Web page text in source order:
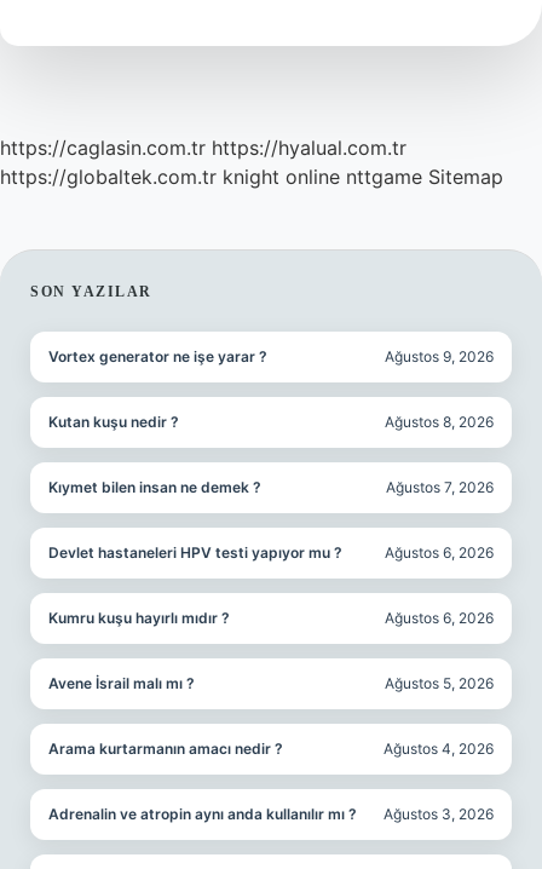
Zaman
https://caglasin.com.tr https://hyalual.com.tr
https://globaltek.com.tr knight online nttgame Sitemap
SIDEBAR
SON YAZILAR
Vortex generator ne işe yarar ? Ağustos 9, 2026
Kutan kuşu nedir ? Ağustos 8, 2026
Kıymet bilen insan ne demek ? Ağustos 7, 2026
Devlet hastaneleri HPV testi yapıyor mu ? Ağustos 6, 2026
Kumru kuşu hayırlı mıdır ? Ağustos 6, 2026
Avene İsrail malı mı ? Ağustos 5, 2026
Arama kurtarmanın amacı nedir ? Ağustos 4, 2026
Adrenalin ve atropin aynı anda kullanılır mı ? Ağustos 3, 2026